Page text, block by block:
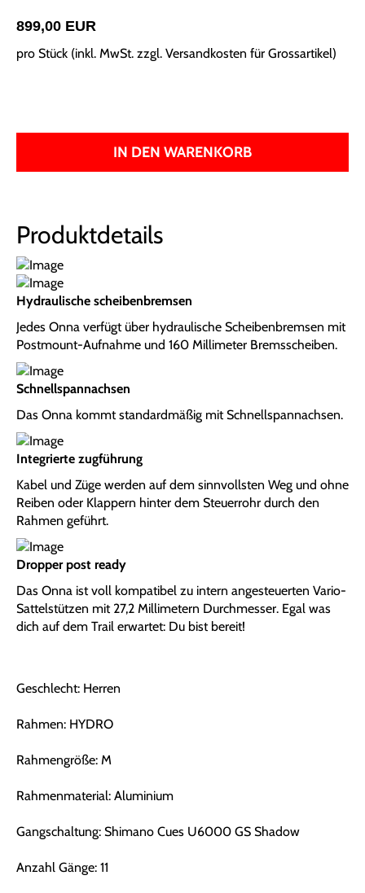
899,00 EUR
pro Stück (inkl. MwSt. zzgl. Versandkosten für Grossartikel)
IN DEN WARENKORB
Produktdetails
Hydraulische scheibenbremsen
Jedes Onna verfügt über hydraulische Scheibenbremsen mit
Postmount-Aufnahme und 160 Millimeter Bremsscheiben.
Schnellspannachsen
Das Onna kommt standardmäßig mit Schnellspannachsen.
Integrierte zugführung
Kabel und Züge werden auf dem sinnvollsten Weg und ohne
Reiben oder Klappern hinter dem Steuerrohr durch den
Rahmen geführt.
Dropper post ready
Das Onna ist voll kompatibel zu intern angesteuerten Vario-
Sattelstützen mit 27,2 Millimetern Durchmesser. Egal was
dich auf dem Trail erwartet: Du bist bereit!
Geschlecht: Herren
Rahmen: HYDRO
Rahmengröße: M
Rahmenmaterial: Aluminium
Gangschaltung: Shimano Cues U6000 GS Shadow
Anzahl Gänge: 11